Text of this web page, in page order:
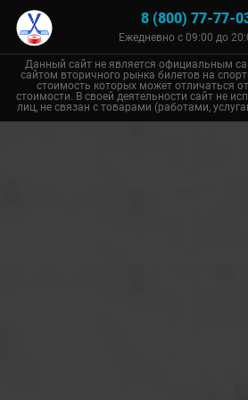
8 (800) 77-77-
Ежедневно с 09:00 до
Данный сайт не является официальным
сайтом вторичного рынка билетов на
стоимость которых может отличаться
стоимости. В своей деятельности сайт не
лиц, не связан с товарами (работами,